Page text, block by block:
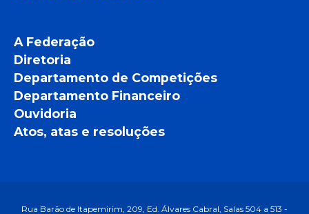
A Federação
Diretoria
Departamento de Competições
Departamento Financeiro
Ouvidoria
Atos, atas e resoluções
Rua Barão de Itapemirim, 209, Ed. Álvares Cabral, Salas 504 a 513 -